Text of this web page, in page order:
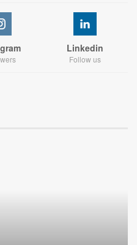
Linkedin
Follow us